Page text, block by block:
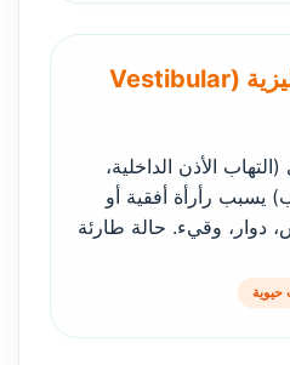
🌀 3. الرأرأة الدهليزية (Vestibular
الأذن الداخلية،
يسبب رأرأة أفقية أو
دوار، وقيء. حالة طارئة
حيوية